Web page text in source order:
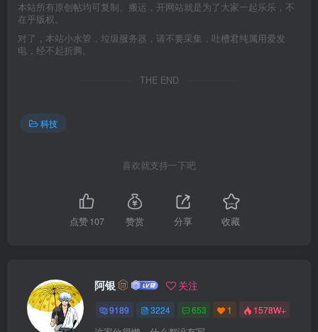
本站所有原创帖均可复制、搬运，开网站就是为了大家一起乐乐，不
在乎版权。
对了，本站小水管，垃圾服务器，请不要采集，吐槽君纯属用爱发
电，经不起折腾。
THE END
科技
喜欢就支持一下吧
点赞107 赞赏 分享 收藏
阿银 关注
9189 3224 653 1 1578W+